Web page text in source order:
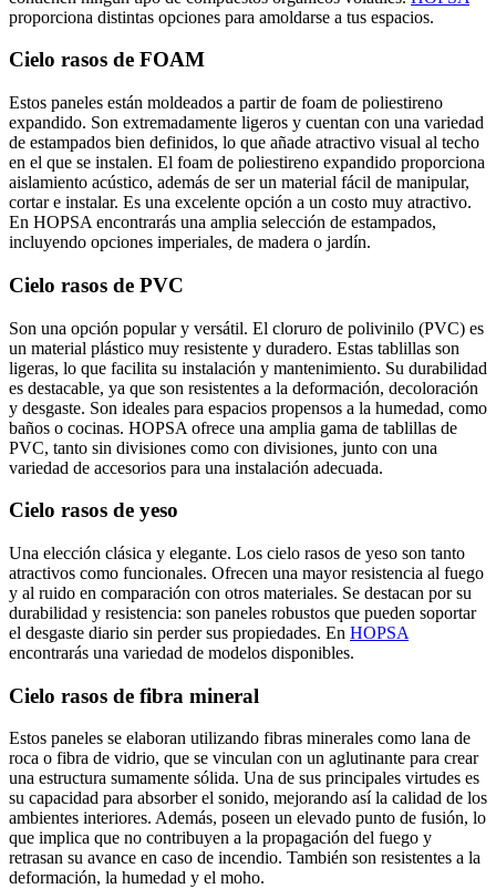
proporciona distintas opciones para amoldarse a tus espacios.
Cielo rasos de FOAM
Estos paneles están moldeados a partir de foam de poliestireno
expandido. Son extremadamente ligeros y cuentan con una variedad
de estampados bien definidos, lo que añade atractivo visual al techo
en el que se instalen. El foam de poliestireno expandido proporciona
aislamiento acústico, además de ser un material fácil de manipular,
cortar e instalar. Es una excelente opción a un costo muy atractivo.
En HOPSA encontrarás una amplia selección de estampados,
incluyendo opciones imperiales, de madera o jardín.
Cielo rasos de PVC
Son una opción popular y versátil. El cloruro de polivinilo (PVC) es
un material plástico muy resistente y duradero. Estas tablillas son
ligeras, lo que facilita su instalación y mantenimiento. Su durabilidad
es destacable, ya que son resistentes a la deformación, decoloración
y desgaste. Son ideales para espacios propensos a la humedad, como
baños o cocinas. HOPSA ofrece una amplia gama de tablillas de
PVC, tanto sin divisiones como con divisiones, junto con una
variedad de accesorios para una instalación adecuada.
Cielo rasos de yeso
Una elección clásica y elegante. Los cielo rasos de yeso son tanto
atractivos como funcionales. Ofrecen una mayor resistencia al fuego
y al ruido en comparación con otros materiales. Se destacan por su
durabilidad y resistencia: son paneles robustos que pueden soportar
el desgaste diario sin perder sus propiedades. En HOPSA
encontrarás una variedad de modelos disponibles.
Cielo rasos de fibra mineral
Estos paneles se elaboran utilizando fibras minerales como lana de
roca o fibra de vidrio, que se vinculan con un aglutinante para crear
una estructura sumamente sólida. Una de sus principales virtudes es
su capacidad para absorber el sonido, mejorando así la calidad de los
ambientes interiores. Además, poseen un elevado punto de fusión, lo
que implica que no contribuyen a la propagación del fuego y
retrasan su avance en caso de incendio. También son resistentes a la
deformación, la humedad y el moho.